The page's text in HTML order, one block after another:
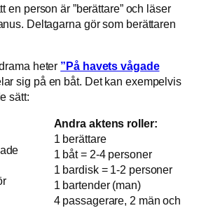
en person är ”berättare” och läser
Deltagarna gör som berättaren
heter ”På havets vågade
sig på en båt. Det kan exempelvis
sätt:
Andra aktens roller:
1 berättare
1 båt = 2-4 personer
1 bardisk = 1-2 personer
1 bartender (man)
4 passagerare, 2 män och